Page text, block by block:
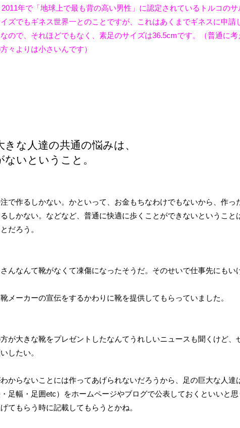
年で「地球上で最も背の高い男性」に認定されているトルコのサ
ズでもギネス世界一とのことですが、これはあくまでギネスに申請
ので、それほどでもなく、素足のサイズは36.5cmです。（普通に考
々よりは小さいんです）
きな人達の共通の悩みは、
いということ。
で作るしかない。かといって、お金もちなわけでもないから、作っ
しかない。などなど、普通に快適に歩くことができないということ
とだろう。
んなんて靴がなくて凍傷になったそうだ。そのせいで仕事先にもい
メーカーの宣伝をするかわりに靴を提供してもらっていました。
が大きな靴をプレゼントしたなんてうれしいニュースも聞くけど、
いしたい。
からないことには作ってあげられないだろうから、足の巨大な人達
足幅・足囲etc）をホームページやブログで公表しておくといいと
てもらう時に記載してもらうとかね。